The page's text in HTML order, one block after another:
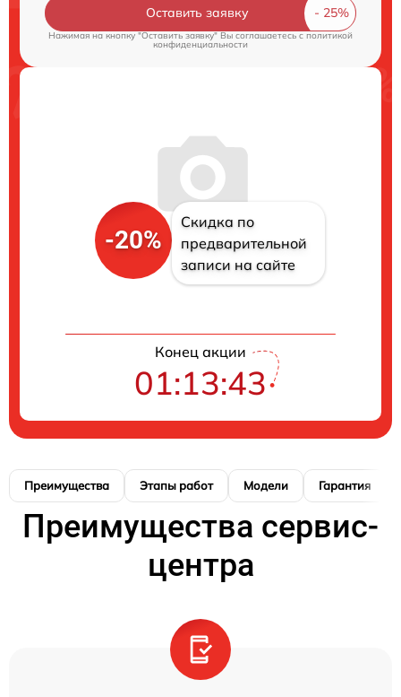
Оставить заявку
Нажимая на кнопку "Оставить заявку" Вы соглашаетесь c политикой
конфиденциальности
-20%
Скидка по
предварительной
записи на сайте
Конец акции
01:13:41
Преимущества Этапы работ Модели Гарантия
Преимущества сервис-
центра